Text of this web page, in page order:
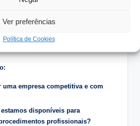
Ver preferências
Política de Cookies
a requisitos muito específicos tem
dos chocolates sem açúcar, Kosher e
uma empresa competitiva e com
disponíveis para
profissionais?